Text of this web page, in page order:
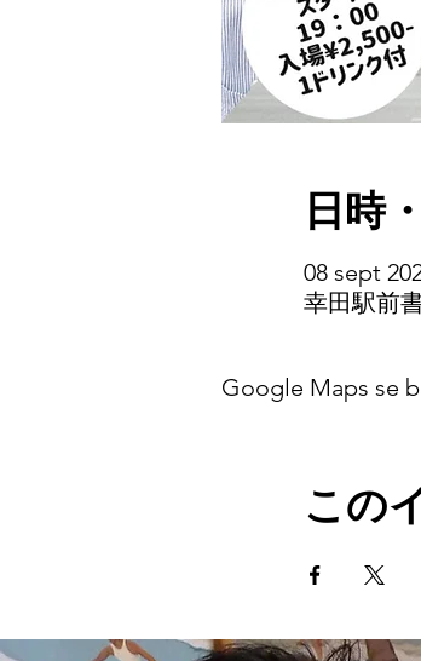
日時
08 sept
幸田駅前
Google Maps se
この